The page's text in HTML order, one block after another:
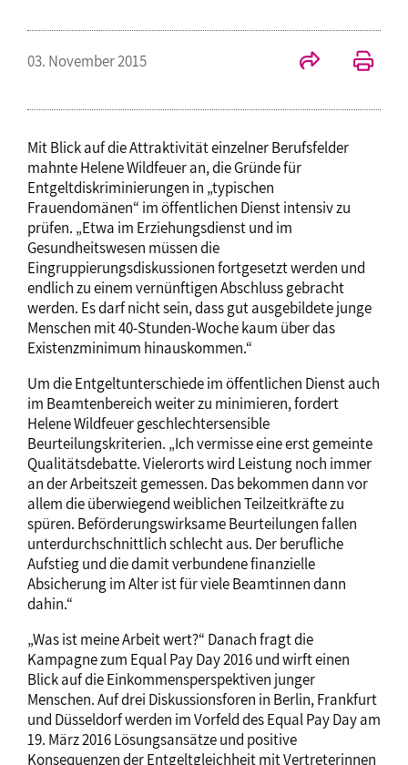
03. November 2015
Mit Blick auf die Attraktivität einzelner Berufsfelder
mahnte Helene Wildfeuer an, die Gründe für
Entgeltdiskriminierungen in „typischen
Frauendomänen“ im öffentlichen Dienst intensiv zu
prüfen. „Etwa im Erziehungsdienst und im
Gesundheitswesen müssen die
Eingruppierungsdiskussionen fortgesetzt werden und
endlich zu einem vernünftigen Abschluss gebracht
werden. Es darf nicht sein, dass gut ausgebildete junge
Menschen mit 40-Stunden-Woche kaum über das
Existenzminimum hinauskommen.“
Um die Entgeltunterschiede im öffentlichen Dienst auch
im Beamtenbereich weiter zu minimieren, fordert
Helene Wildfeuer geschlechtersensible
Beurteilungskriterien. „Ich vermisse eine erst gemeinte
Qualitätsdebatte. Vielerorts wird Leistung noch immer
an der Arbeitszeit gemessen. Das bekommen dann vor
allem die überwiegend weiblichen Teilzeitkräfte zu
spüren. Beförderungswirksame Beurteilungen fallen
unterdurchschnittlich schlecht aus. Der berufliche
Aufstieg und die damit verbundene finanzielle
Absicherung im Alter ist für viele Beamtinnen dann
dahin.“
„Was ist meine Arbeit wert?“ Danach fragt die
Kampagne zum Equal Pay Day 2016 und wirft einen
Blick auf die Einkommensperspektiven junger
Menschen. Auf drei Diskussionsforen in Berlin, Frankfurt
und Düsseldorf werden im Vorfeld des Equal Pay Day am
19. März 2016 Lösungsansätze und positive
Konsequenzen der Entgeltgleichheit mit Vertreterinnen